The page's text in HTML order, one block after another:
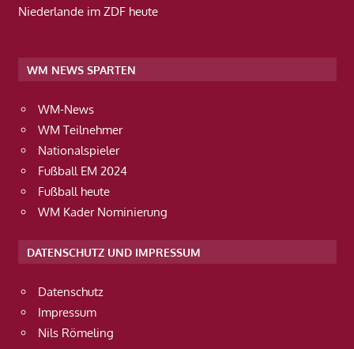
Niederlande im ZDF heute
WM NEWS SPARTEN
WM-News
WM Teilnehmer
Nationalspieler
Fußball EM 2024
Fußball heute
WM Kader Nominierung
DATENSCHUTZ UND IMPRESSUM
Datenschutz
Impressum
Nils Römeling